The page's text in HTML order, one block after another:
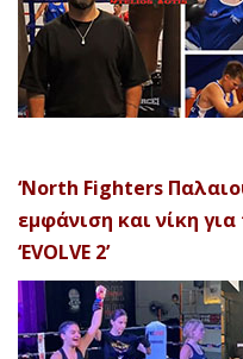
‘North Fighters
εμφάνιση και νίκη
‘EVOLVE 2’